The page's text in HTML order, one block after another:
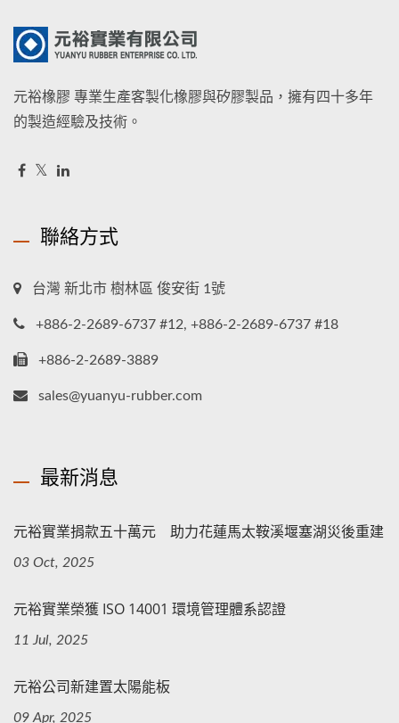
元裕橡膠 專業生產客製化橡膠與矽膠製品，擁有四十多年
的製造經驗及技術。
聯絡方式
台灣 新北市 樹林區 俊安街 1號
+886-2-2689-6737 #12, +886-2-2689-6737 #18
+886-2-2689-3889
sales@yuanyu-rubber.com
最新消息
元裕實業捐款五十萬元 助力花蓮馬太鞍溪堰塞湖災後重建
03 Oct, 2025
元裕實業榮獲 ISO 14001 環境管理體系認證
11 Jul, 2025
元裕公司新建置太陽能板
09 Apr, 2025